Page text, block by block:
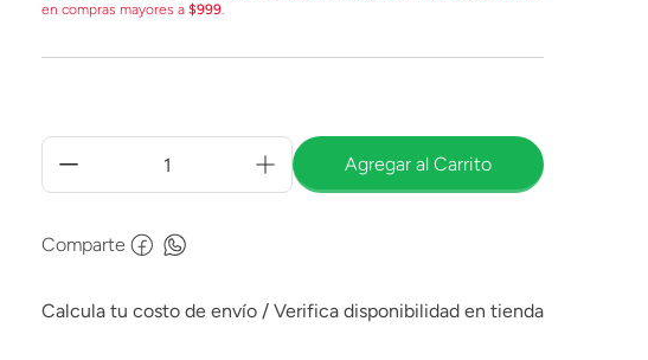
en compras mayores a $999.
Agregar al Carrito
Comparte